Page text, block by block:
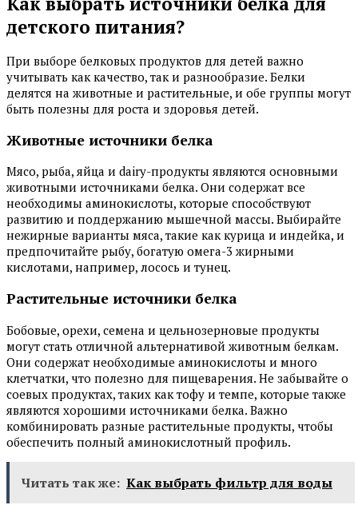
детского питания?
При выборе белковых продуктов для детей важно
учитывать как качество, так и разнообразие. Белки
делятся на животные и растительные, и обе группы могут
быть полезны для роста и здоровья детей.
Животные источники белка
Мясо, рыба, яйца и dairy-продукты являются основными
животными источниками белка. Они содержат все
необходимы аминокислоты, которые способствуют
развитию и поддержанию мышечной массы. Выбирайте
нежирные варианты мяса, такие как курица и индейка, и
предпочитайте рыбу, богатую омега-3 жирными
кислотами, например, лосось и тунец.
Растительные источники белка
Бобовые, орехи, семена и цельнозерновые продукты
могут стать отличной альтернативой животным белкам.
Они содержат необходимые аминокислоты и много
клетчатки, что полезно для пищеварения. Не забывайте о
соевых продуктах, таких как тофу и темпе, которые также
являются хорошими источниками белка. Важно
комбинировать разные растительные продукты, чтобы
обеспечить полный аминокислотный профиль.
Читать так же: Как выбрать фильтр для воды